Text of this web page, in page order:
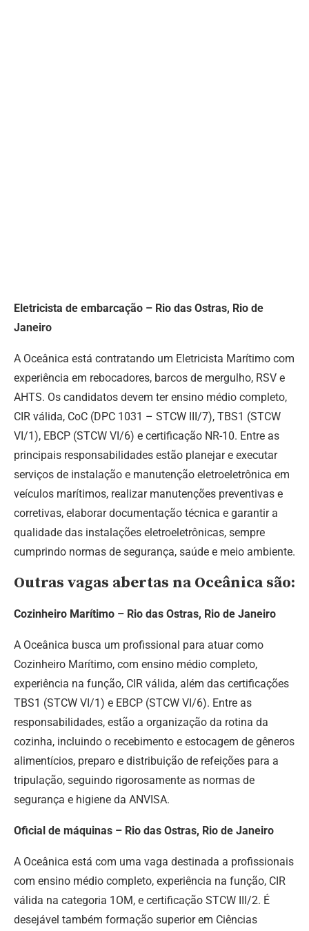
Eletricista de embarcação – Rio das Ostras, Rio de
Janeiro
A Oceânica está contratando um Eletricista Marítimo com
experiência em rebocadores, barcos de mergulho, RSV e
AHTS. Os candidatos devem ter ensino médio completo,
CIR válida, CoC (DPC 1031 – STCW III/7), TBS1 (STCW
VI/1), EBCP (STCW VI/6) e certificação NR-10. Entre as
principais responsabilidades estão planejar e executar
serviços de instalação e manutenção eletroeletrônica em
veículos marítimos, realizar manutenções preventivas e
corretivas, elaborar documentação técnica e garantir a
qualidade das instalações eletroeletrônicas, sempre
cumprindo normas de segurança, saúde e meio ambiente.
Outras vagas abertas na Oceânica são:
Cozinheiro Marítimo – Rio das Ostras, Rio de Janeiro
A Oceânica busca um profissional para atuar como
Cozinheiro Marítimo, com ensino médio completo,
experiência na função, CIR válida, além das certificações
TBS1 (STCW VI/1) e EBCP (STCW VI/6). Entre as
responsabilidades, estão a organização da rotina da
cozinha, incluindo o recebimento e estocagem de gêneros
alimentícios, preparo e distribuição de refeições para a
tripulação, seguindo rigorosamente as normas de
segurança e higiene da ANVISA.
Oficial de máquinas – Rio das Ostras, Rio de Janeiro
A Oceânica está com uma vaga destinada a profissionais
com ensino médio completo, experiência na função, CIR
válida na categoria 1OM, e certificação STCW III/2. É
desejável também formação superior em Ciências